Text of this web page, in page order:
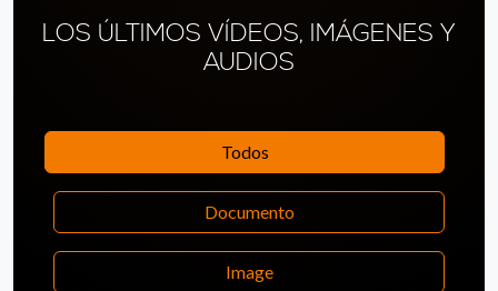
LOS ÚLTIMOS VÍDEOS, IMÁGENES Y
AUDIOS
Todos
Documento
Image